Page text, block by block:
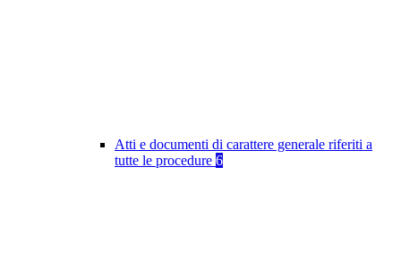
Atti e documenti di carattere generale riferiti a
tutte le procedure 6